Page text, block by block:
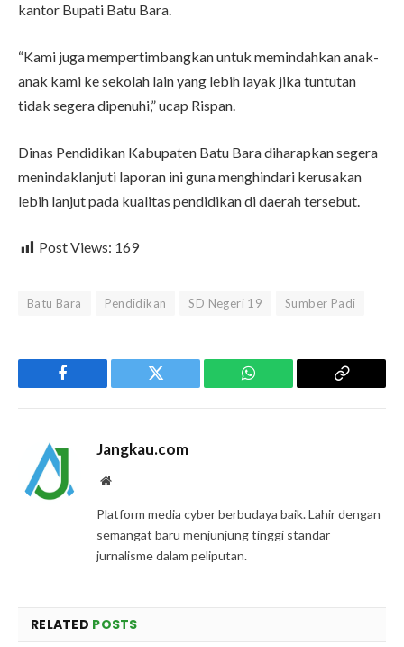
kantor Bupati Batu Bara.
“Kami juga mempertimbangkan untuk memindahkan anak-
anak kami ke sekolah lain yang lebih layak jika tuntutan
tidak segera dipenuhi,” ucap Rispan.
Dinas Pendidikan Kabupaten Batu Bara diharapkan segera
menindaklanjuti laporan ini guna menghindari kerusakan
lebih lanjut pada kualitas pendidikan di daerah tersebut.
Post Views: 169
Batu Bara Pendidikan SD Negeri 19 Sumber Padi
Facebook Twitter WhatsApp
Copy
Jangkau.com
Website
Platform media cyber berbudaya baik. Lahir dengan
semangat baru menjunjung tinggi standar
jurnalisme dalam peliputan.
RELATED POSTS